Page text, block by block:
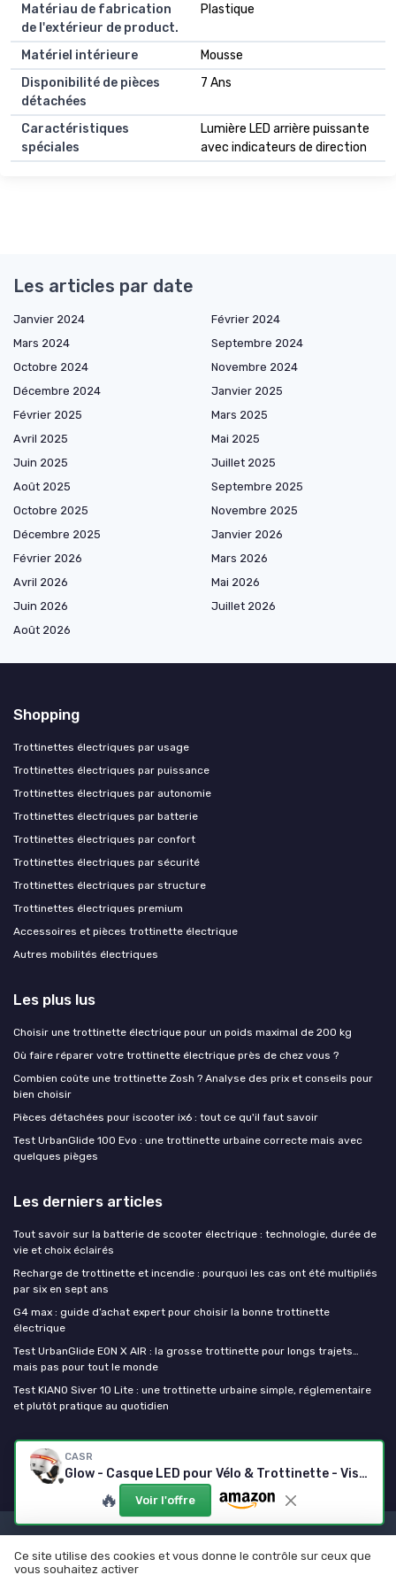
Matériau de fabrication
de l'extérieur de product.
Plastique
Matériel intérieure
Mousse
Disponibilité de pièces
détachées
7 Ans
Caractéristiques
spéciales
Lumière LED arrière puissante
avec indicateurs de direction
CASR
Glow - Casque LED pour Vélo & Trottinette - Visière XL & Cache-Oreilles Amovibles, Clignotants arrières & Télécommande - Joli Design Urbain pour Homme & Femme - Crème - Taille M Crème M
🔥 Voir l'offre
Les articles par date
Janvier 2024
Février 2024
Mars 2024
Septembre 2024
Octobre 2024
Novembre 2024
Décembre 2024
Janvier 2025
Février 2025
Mars 2025
Avril 2025
Mai 2025
Juin 2025
Juillet 2025
Août 2025
Septembre 2025
Octobre 2025
Novembre 2025
Décembre 2025
Janvier 2026
Février 2026
Mars 2026
Avril 2026
Mai 2026
Juin 2026
Juillet 2026
Août 2026
Shopping
Trottinettes électriques par usage
Trottinettes électriques par puissance
Trottinettes électriques par autonomie
Trottinettes électriques par batterie
Trottinettes électriques par confort
Trottinettes électriques par sécurité
Trottinettes électriques par structure
Trottinettes électriques premium
Accessoires et pièces trottinette électrique
Autres mobilités électriques
Les plus lus
Choisir une trottinette électrique pour un poids maximal de 200 kg
Où faire réparer votre trottinette électrique près de chez vous ?
Combien coûte une trottinette Zosh ? Analyse des prix et conseils pour
bien choisir
Pièces détachées pour iscooter ix6 : tout ce qu'il faut savoir
Test UrbanGlide 100 Evo : une trottinette urbaine correcte mais avec
quelques pièges
Les derniers articles
Tout savoir sur la batterie de scooter électrique : technologie, durée de
vie et choix éclairés
Recharge de trottinette et incendie : pourquoi les cas ont été multipliés
par six en sept ans
G4 max : guide d’achat expert pour choisir la bonne trottinette
électrique
Test UrbanGlide EON X AIR : la grosse trottinette pour longs trajets…
mais pas pour tout le monde
Test KIANO Siver 10 Lite : une trottinette urbaine simple, réglementaire
et plutôt pratique au quotidien
Ma trottinette electrique
© Ma trottinette electrique 2026
Ce site utilise des cookies et vous donne le contrôle sur ceux que
vous souhaitez activer